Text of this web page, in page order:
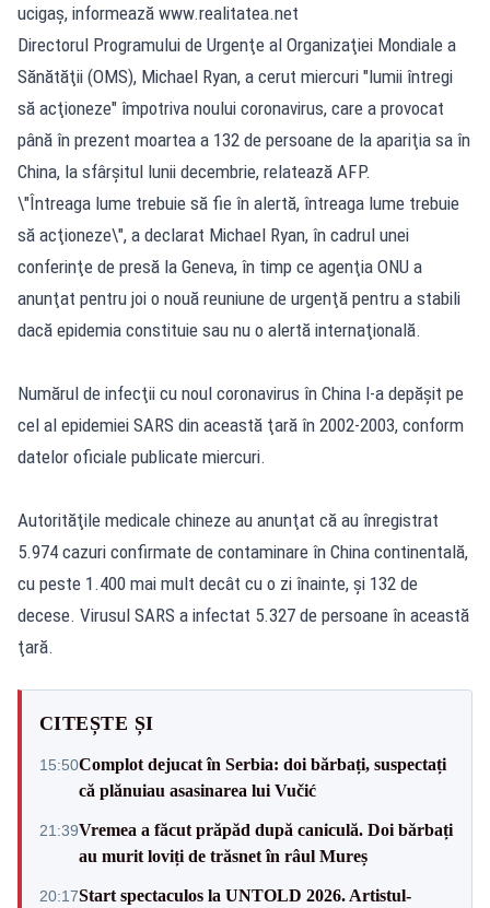
ucigaș, informează www.realitatea.net
Directorul Programului de Urgenţe al Organizaţiei Mondiale a
Sănătăţii (OMS), Michael Ryan, a cerut miercuri "lumii întregi
să acţioneze" împotriva noului coronavirus, care a provocat
până în prezent moartea a 132 de persoane de la apariţia sa în
China, la sfârşitul lunii decembrie, relatează AFP.
\"Întreaga lume trebuie să fie în alertă, întreaga lume trebuie
să acţioneze\", a declarat Michael Ryan, în cadrul unei
conferinţe de presă la Geneva, în timp ce agenţia ONU a
anunţat pentru joi o nouă reuniune de urgenţă pentru a stabili
dacă epidemia constituie sau nu o alertă internaţională.
Numărul de infecţii cu noul coronavirus în China l-a depăşit pe
cel al epidemiei SARS din această ţară în 2002-2003, conform
datelor oficiale publicate miercuri.
Autorităţile medicale chineze au anunţat că au înregistrat
5.974 cazuri confirmate de contaminare în China continentală,
cu peste 1.400 mai mult decât cu o zi înainte, şi 132 de
decese. Virusul SARS a infectat 5.327 de persoane în această
ţară.
CITEȘTE ȘI
15:50Complot dejucat în Serbia: doi bărbați, suspectați
că plănuiau asasinarea lui Vučić
21:39Vremea a făcut prăpăd după caniculă. Doi bărbați
au murit loviți de trăsnet în râul Mureș
20:17Start spectaculos la UNTOLD 2026. Artistul-